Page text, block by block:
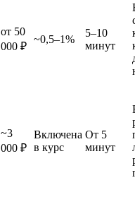
от 50
000 ₽
~0,5–1%
5–10
минут
~3
000 ₽
Включена
в курс
От 5
минут